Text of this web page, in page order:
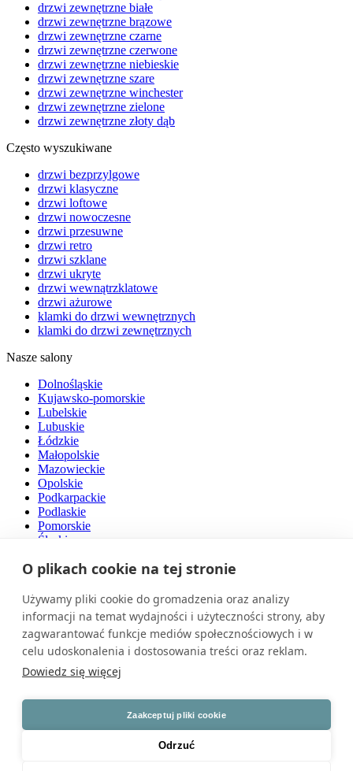
O plikach cookie na tej stronie
Używamy pliki cookie do gromadzenia oraz analizy
informacji na temat wydajności i użyteczności strony, aby
zagwarantować funkcje mediów społecznościowych i w
celu udoskonalenia i dostosowania treści oraz reklam.
Dowiedz się więcej
Zaakceptuj pliki cookie
Odrzuć
drzwi zewnętrzne białe
drzwi zewnętrzne brązowe
drzwi zewnętrzne czarne
drzwi zewnętrzne czerwone
drzwi zewnętrzne niebieskie
drzwi zewnętrzne szare
drzwi zewnętrzne winchester
drzwi zewnętrzne zielone
drzwi zewnętrzne złoty dąb
Często wyszukiwane
drzwi bezprzylgowe
drzwi klasyczne
drzwi loftowe
drzwi nowoczesne
drzwi przesuwne
drzwi retro
drzwi szklane
drzwi ukryte
drzwi wewnątrzklatowe
drzwi ażurowe
klamki do drzwi wewnętrznych
klamki do drzwi zewnętrznych
Nasze salony
Dolnośląskie
Kujawsko-pomorskie
Lubelskie
Lubuskie
Łódzkie
Małopolskie
Mazowieckie
Opolskie
Podkarpackie
Podlaskie
Pomorskie
Śląskie
Warmińsko-mazurskie
Zachodniopomorskie
O nas
Naszą pasją są drzwi. Jesteśmy przedsiębiorstwem rodzinnym z
polskim kapitałem, działającym na rynku od ponad 30 lat.
Zatrudniamy wysokiej klasy specjalistów i dysponujemy
światowy poziom jakości.
Znajdź nas na